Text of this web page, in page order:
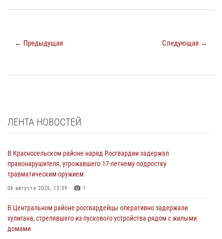
← Предыдущая Следующая →
ЛЕНТА НОВОСТЕЙ
В Красносельском районе наряд Росгвардии задержал
правонарушителя, угрожавшего 17-летнему подростку
травматическим оружием
06 августа 2026, 13:39 1
В Центральном районе росгвардейцы оперативно задержали
хулигана, стрелявшего из пускового устройства рядом с жилыми
домами